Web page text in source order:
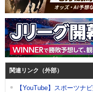
関連リンク（外部）
【YouTube】スポーツナ